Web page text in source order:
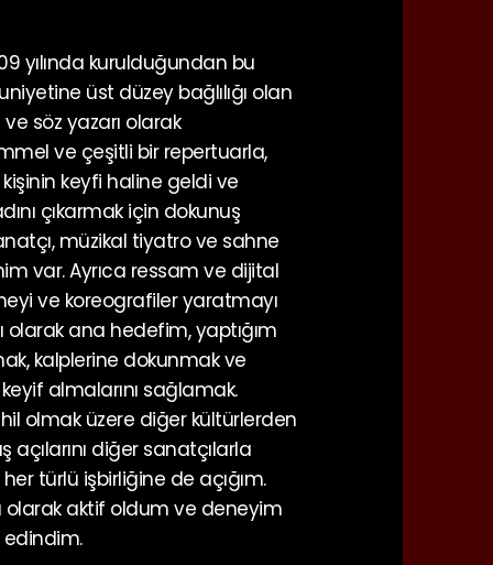
yılında kurulduğundan bu
üst düzey bağlılığı olan
söz yazarı olarak
ve çeşitli bir repertuarla,
keyfi haline geldi ve
çıkarmak için dokunuş
müzikal tiyatro ve sahne
var. Ayrıca ressam ve dijital
ve koreografiler yaratmayı
olarak ana hedefim, yaptığım
kalplerine dokunmak ve
almalarını sağlamak.
olmak üzere diğer kültürlerden
açılarını diğer sanatçılarla
türlü işbirliğine de açığım.
olarak aktif oldum ve deneyim